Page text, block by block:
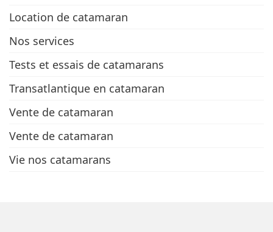
Location de catamaran
Nos services
Tests et essais de catamarans
Transatlantique en catamaran
Vente de catamaran
Vente de catamaran
Vie nos catamarans